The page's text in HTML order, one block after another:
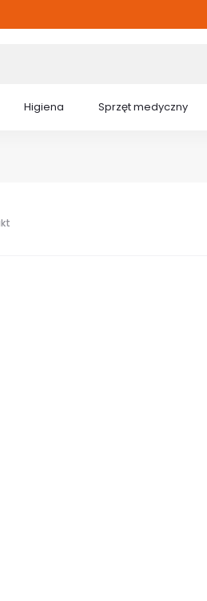
Higiena Sprzęt medyczny